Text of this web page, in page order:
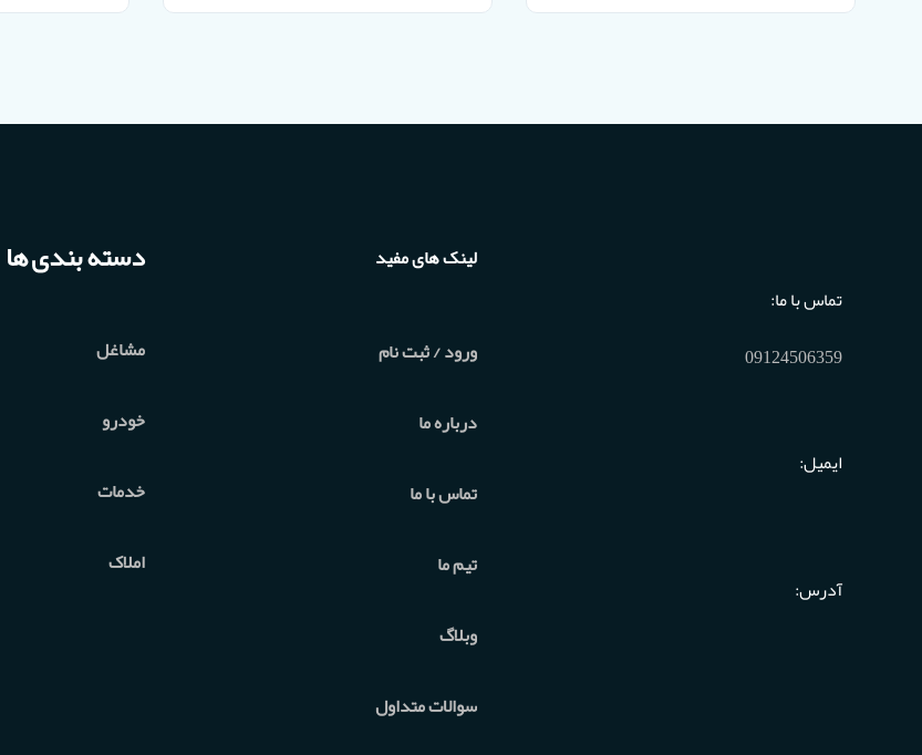
تماس با ما:
09124506359
ایمیل:
آدرس:
لینک های مفید
ورود / ثبت نام
درباره ما
تماس با ما
تیم ما
وبلاگ
سوالات متداول
دسته بندی ها
مشاغل
خودرو
خدمات
املاک